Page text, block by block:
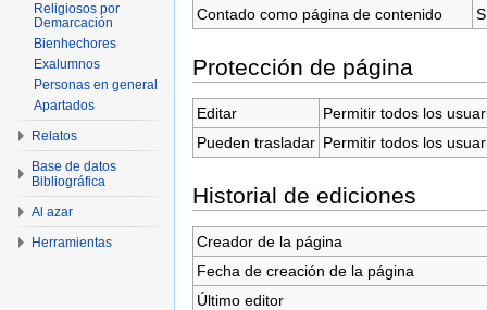
Contado como página de contenido
Protección de página
Editar
Permitir todos los
Pueden trasladar Permitir todos los
Historial de ediciones
Creador de la página
Fecha de creación de la página
Último editor
Religiosos por
Demarcación
Bienhechores
Exalumnos
Personas en general
Apartados
Relatos
Base de datos
Bibliográfica
Al azar
Herramientas